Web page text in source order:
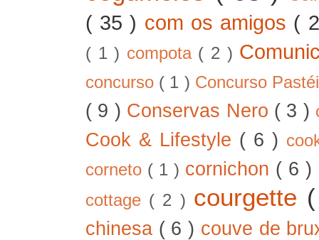
( 35 ) com os amigos (
( 1 ) compota ( 2 )
concurso ( 1 ) Concurso
( 9 ) Conservas Nero ( 3 )
Cook & Lifestyle ( 6 )
corneto ( 1 ) cornichon ( 6 )
cottage ( 2 ) courgette
chinesa ( 6 ) couve de